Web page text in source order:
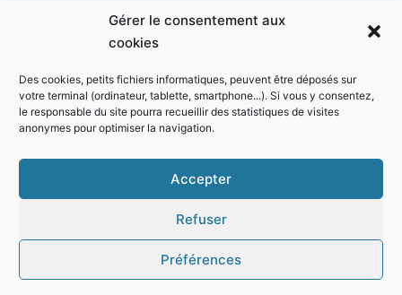
Gérer le consentement aux
cookies
Des cookies, petits fichiers informatiques, peuvent être déposés sur
votre terminal (ordinateur, tablette, smartphone...). Si vous y consentez,
le responsable du site pourra recueillir des statistiques de visites
anonymes pour optimiser la navigation.
Accepter
Refuser
Préférences
Contactez-nous
Horaires d'ouverture de la mairie
Mode sombre :